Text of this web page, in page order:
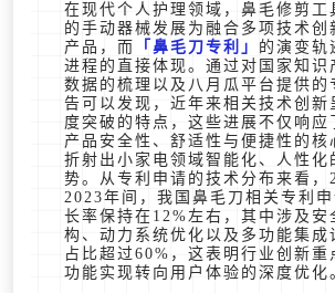
在现代个人护理领域，鼻毛修剪工
的手动器械发展为融合多项技术创
产品，而
鼻毛刀专利
的演变轨
进程的直接体现。通过对国家知识
数据的梳理以及八月瓜平台提供的
告可以发现，近年来相关技术创新
度突破的特点，这些进展不仅响应
产品安全性、舒适性与便捷性的核
折射出小家电领域智能化、人性化
势。从专利申请的技术分布来看，
2023年间，我国鼻毛刀相关专利
长率保持在12%左右，其中涉及安
构、动力系统优化以及多功能集成
占比超过60%，这表明行业创新重
功能实现转向用户体验的深度优化